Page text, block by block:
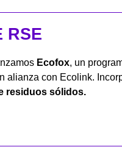
RSE
Ecofox, un
alianza con Ecolink.
residuos sólidos.